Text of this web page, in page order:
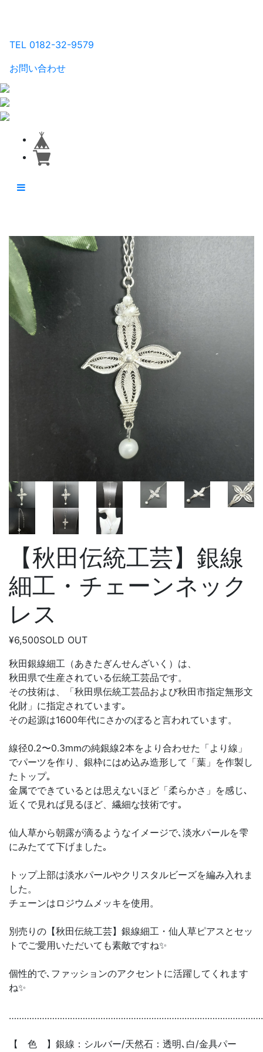
TEL 0182-32-9579
お問い合わせ
【秋田伝統工芸】銀線
細工・チェーンネック
レス
¥6,500SOLD OUT
秋田銀線細工（あきたぎんせんざいく）は、
秋田県で生産されている伝統工芸品です。
その技術は、「秋田県伝統工芸品および秋田市指定無形文
化財」に指定されています｡
その起源は1600年代にさかのぼると言われています。
線径0.2〜0.3mmの純銀線2本をより合わせた「より線」
でパーツを作り、銀枠にはめ込み造形して「葉」を作製し
たトップ｡
金属でできているとは思えないほど「柔らかさ」を感じ､
近くで見れば見るほど、繊細な技術です｡
仙人草から朝露が滴るようなイメージで､淡水パールを雫
にみたてて下げました｡
トップ上部は淡水パールやクリスタルビーズを編み入れま
した。
チェーンはロジウムメッキを使用。
別売りの【秋田伝統工芸】銀線細工・仙人草ピアスとセッ
トでご愛用いただいても素敵ですね✨
個性的で､ファッションのアクセントに活躍してくれます
ね✨
【 色 】銀線：シルバー/天然石：透明､白/金具パー